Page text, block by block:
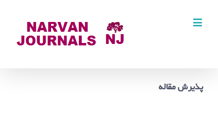
پذیرش مقاله